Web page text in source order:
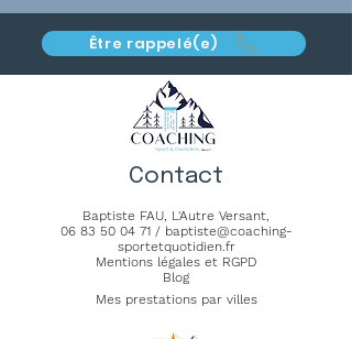
Être rappelé(e)
Contact
Baptiste FAU, L'Autre Versant,
06 83 50 04 71/ baptiste@coaching-
sportetquotidien.fr
Mentions légales et RGPD
Blog
Mes prestations par villes